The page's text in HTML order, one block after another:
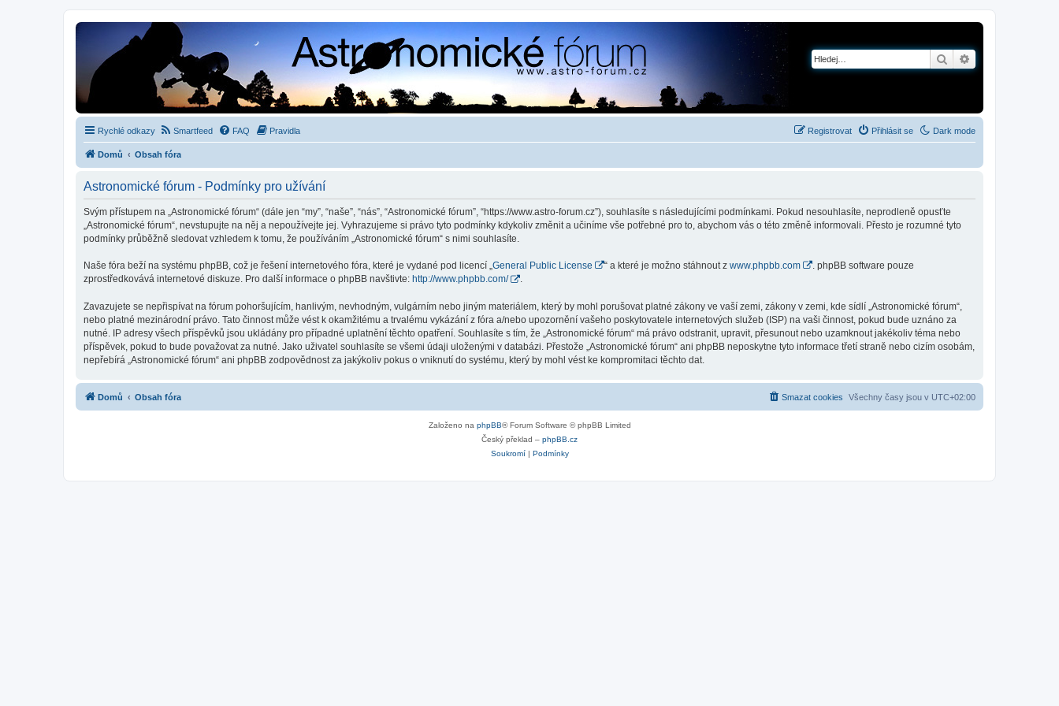
Hledat
Rychlé odkazy Dark mode
Smartfeed FAQ Pravidla Přihlásit se
Registrovat
Domů Obsah fóra
Astronomické fórum - Podmínky pro užívání
Svým přístupem na „Astronomické fórum“ (dále jen “my”, “naše”, “nás”, “Astronomické fórum”, “https://www.astro-forum.cz”), souhlasíte s následujícími podmínkami. Pokud nesouhlasíte, neprodleně opusťte
„Astronomické fórum“, nevstupujte na něj a nepoužívejte jej. Vyhrazujeme si právo tyto podmínky kdykoliv změnit a učiníme vše potřebné pro to, abychom vás o této změně informovali. Přesto je rozumné tyto
podmínky průběžně sledovat vzhledem k tomu, že používáním „Astronomické fórum“ s nimi souhlasíte.
Naše fóra beží na systému phpBB, což je řešení internetového fóra, které je vydané pod licencí „General Public License “ a které je možno stáhnout z www.phpbb.com
. phpBB software pouze
zprostředkovává internetové diskuze. Pro další informace o phpBB navštivte: http://www.phpbb.com/ .
Zavazujete se nepřispívat na fórum pohoršujícím, hanlivým, nevhodným, vulgárním nebo jiným materiálem, který by mohl porušovat platné zákony ve vaší zemi, zákony v zemi, kde sídlí „Astronomické fórum“,
nebo platné mezinárodní právo. Tato činnost může vést k okamžitému a trvalému vykázání z fóra a/nebo upozornění vašeho poskytovatele internetových služeb (ISP) na vaši činnost, pokud bude uznáno za
nutné. IP adresy všech příspěvků jsou ukládány pro případné uplatnění těchto opatření. Souhlasíte s tím, že „Astronomické fórum“ má právo odstranit, upravit, přesunout nebo uzamknout jakékoliv téma nebo
příspěvek, pokud to bude považovat za nutné. Jako uživatel souhlasíte se všemi údaji uloženými v databázi. Přestože „Astronomické fórum“ ani phpBB neposkytne tyto informace třetí straně nebo cizím osobám,
nepřebírá „Astronomické fórum“ ani phpBB zodpovědnost za jakýkoliv pokus o vniknutí do systému, který by mohl vést ke kompromitaci těchto dat.
Domů Obsah fóra Všechny časy jsou v UTC+02:00
Smazat cookies
Založeno na phpBB® Forum Software © phpBB Limited
Český překlad – phpBB.cz
Soukromí| Podmínky